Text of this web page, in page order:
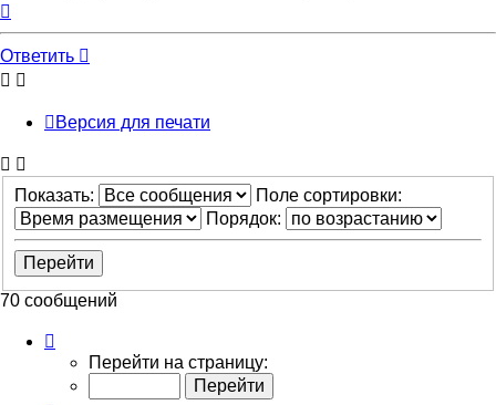
началу
Ответить
Версия для печати
Показать:
Поле сортировки:
Порядок:
70 сообщений
Перейти на страницу: